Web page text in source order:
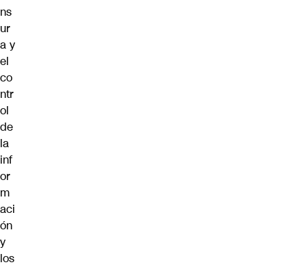
ns
ur
a y
el
co
ntr
ol
de
la
inf
or
m
aci
ón
y
los